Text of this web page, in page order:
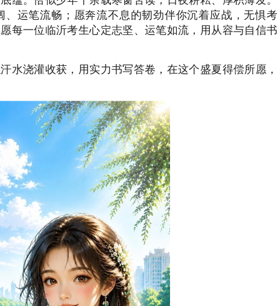
运笔流畅；愿奔流不息的韧劲伴你沉着应战，无惧考
每一位临沂考生心定志坚、运笔如流，用从容与自信书
水浇灌收获，用实力书写答卷，在这个盛夏得偿所愿，